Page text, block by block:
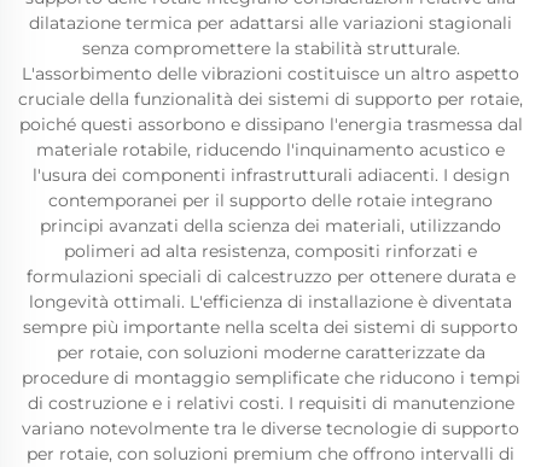
dilatazione termica per adattarsi alle variazioni stagionali
senza compromettere la stabilità strutturale.
L'assorbimento delle vibrazioni costituisce un altro aspetto
cruciale della funzionalità dei sistemi di supporto per rotaie,
poiché questi assorbono e dissipano l'energia trasmessa dal
materiale rotabile, riducendo l'inquinamento acustico e
l'usura dei componenti infrastrutturali adiacenti. I design
contemporanei per il supporto delle rotaie integrano
principi avanzati della scienza dei materiali, utilizzando
polimeri ad alta resistenza, compositi rinforzati e
formulazioni speciali di calcestruzzo per ottenere durata e
longevità ottimali. L'efficienza di installazione è diventata
sempre più importante nella scelta dei sistemi di supporto
per rotaie, con soluzioni moderne caratterizzate da
procedure di montaggio semplificate che riducono i tempi
di costruzione e i relativi costi. I requisiti di manutenzione
variano notevolmente tra le diverse tecnologie di supporto
per rotaie, con soluzioni premium che offrono intervalli di